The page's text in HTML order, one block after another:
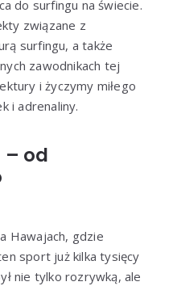
do surfingu na świecie.
związane z
surfingu, a także
zawodnikach tej
i życzymy miłego
i adrenaliny.
od
Hawajach, gdzie
sport już kilka tysięcy
nie tylko rozrywką, ale